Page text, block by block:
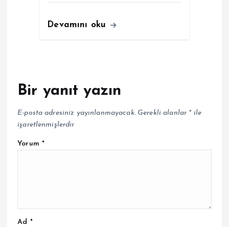
Devamını oku
Bir yanıt yazın
E-posta adresiniz yayınlanmayacak. Gerekli alanlar *ile
işaretlenmişlerdir
Yorum *
Ad *